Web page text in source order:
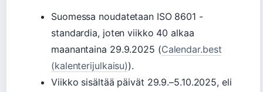
Suomessa noudatetaan ISO 8601 -
standardia, joten viikko 40 alkaa
maanantaina 29.9.2025 (Calendar.best
(kalenterijulkaisu)).
Viikko sisältää päivät 29.9.–5.10.2025, eli